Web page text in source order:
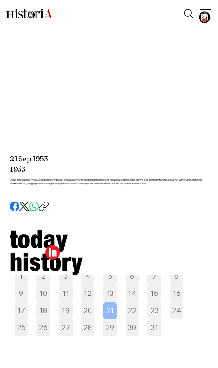
Pilih tanggal
1 2 3 4 5 6 7
8
9
10 11 12 13 14 15
16
17
18 19 20 21 22 23
24
25
26 27 28 29 30 31
21Sep1953
1953
Daud Beureueh Ia melakukan pemberontakan kepada pemerintah dengan mendirikan NII akibat ketidakpuasannya atas pemerintahan Soekarno. Ia merupakan tokoh
kontroversial yang populer di kalangan masyarakat Aceh. Namanya kini diabadikan untuk sebuah jalan di Banda Aceh.